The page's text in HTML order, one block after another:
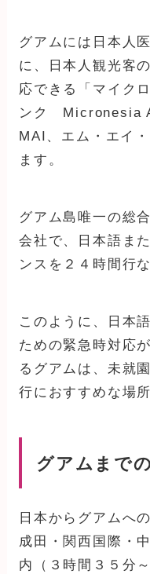
グアムには日本人
に、日本人観光客
応できる「マイク
ンク Micronesia
MAI、エム・エイ
ます。
グアム島唯一の総
会社で、日本語ま
ンスを２４時間行
このように、日本
ための緊急時対応
るグアムは、未就
行におすすめな場所
グアムまで
日本からグアムへ
成田・関西国際・
内（３時間３５分